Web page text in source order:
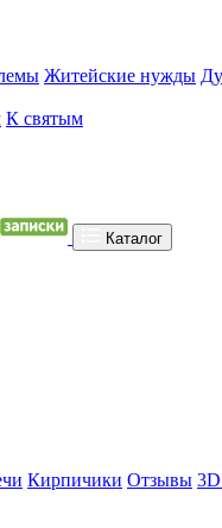
Житейские нужды
К святым
Каталог
Кирпичики Отзывы